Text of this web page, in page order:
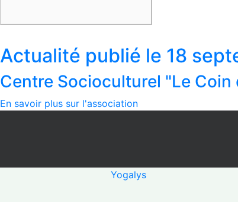
Actualité publié le 18
Centre Socioculturel "Le Coin
En savoir plus sur l'association
Yogalys